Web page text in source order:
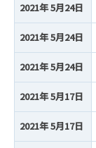
2021年 5月24日
2021年 5月24日
2021年 5月24日
2021年 5月17日
2021年 5月17日